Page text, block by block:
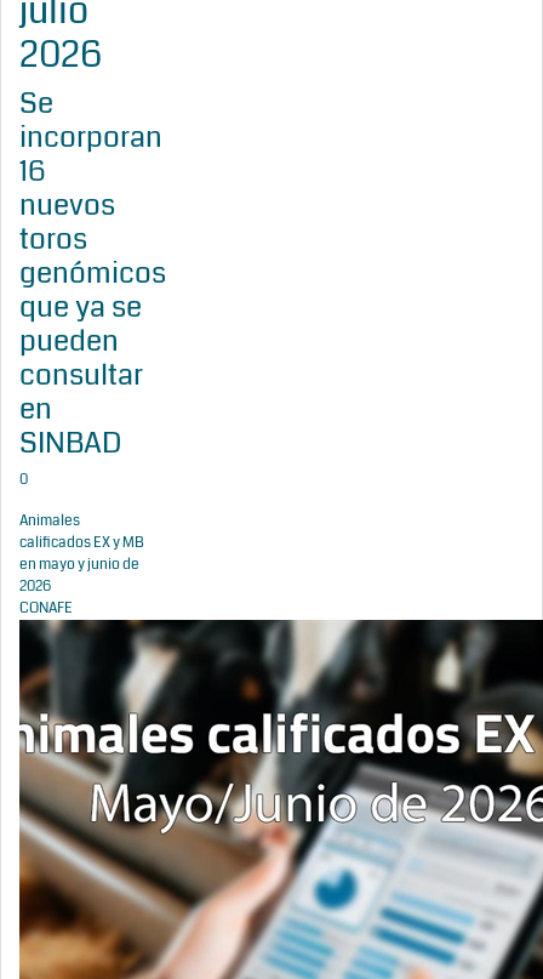
julio
2026
Se
incorporan
16
nuevos
toros
genómicos
que ya se
pueden
consultar
en
SINBAD
0
Animales
calificados EX y MB
en mayo y junio de
2026
CONAFE